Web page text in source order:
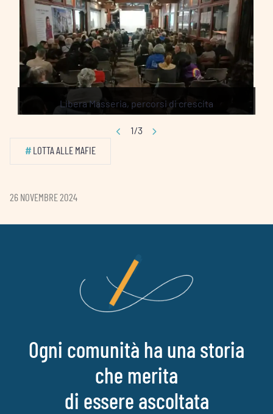
Libera Masseria, percorsi di crescita
1/3
# LOTTA ALLE MAFIE
26 NOVEMBRE 2024
Ogni comunità ha una storia
che merita
di essere ascoltata